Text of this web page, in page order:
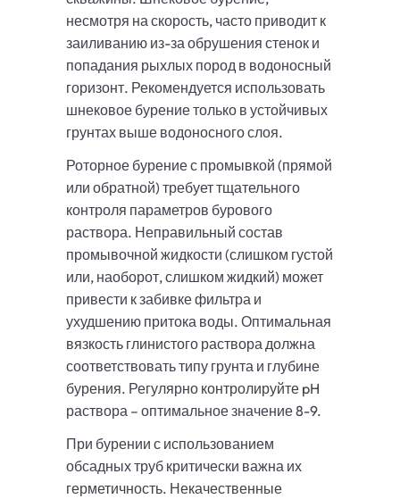
несмотря на скорость, часто приводит к
заиливанию из-за обрушения стенок и
попадания рыхлых пород в водоносный
горизонт. Рекомендуется использовать
шнековое бурение только в устойчивых
грунтах выше водоносного слоя.
Роторное бурение с промывкой (прямой
или обратной) требует тщательного
контроля параметров бурового
раствора. Неправильный состав
промывочной жидкости (слишком густой
или, наоборот, слишком жидкий) может
привести к забивке фильтра и
ухудшению притока воды. Оптимальная
вязкость глинистого раствора должна
соответствовать типу грунта и глубине
бурения. Регулярно контролируйте pH
раствора – оптимальное значение 8-9.
При бурении с использованием
обсадных труб критически важна их
герметичность. Некачественные